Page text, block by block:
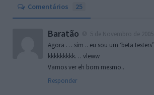
Comentários 25
Baratão
Agora … sim .. eu sou um ‘beta testers’
kkkkkkkkk… vleww
Vamos ver eh bom mesmo..
Responder